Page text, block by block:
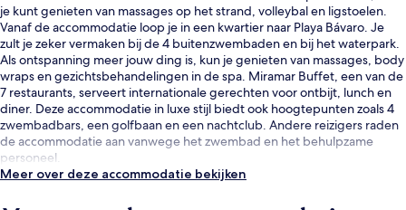
je kunt genieten van massages op het strand, volleybal en ligstoelen.
Vanaf de accommodatie loop je in een kwartier naar Playa Bávaro. Je
zult je zeker vermaken bij de 4 buitenzwembaden en bij het waterpark.
Als ontspanning meer jouw ding is, kun je genieten van massages, body
wraps en gezichtsbehandelingen in de spa. Miramar Buffet, een van de
7 restaurants, serveert internationale gerechten voor ontbijt, lunch en
diner. Deze accommodatie in luxe stijl biedt ook hoogtepunten zoals 4
zwembadbars, een golfbaan en een nachtclub. Andere reizigers raden
de accommodatie aan vanwege het zwembad en het behulpzame
personeel.
Meer over deze accommodatie bekijken